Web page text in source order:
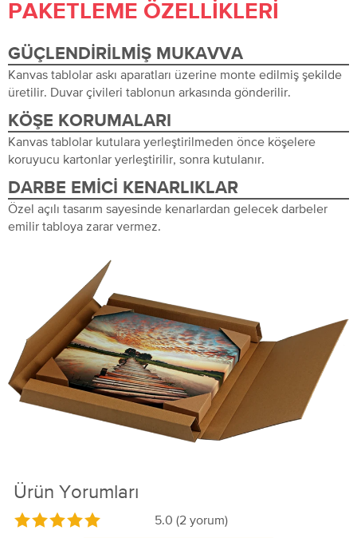
PAKETLEME ÖZELLIKLERI
GÜÇLENDIRILMIŞ MUKAVVA
Kanvas tablolar askı aparatları üzerine monte edilmiş şekilde
üretilir. Duvar çivileri tablonun arkasında gönderilir.
KÖŞE KORUMALARI
Kanvas tablolar kutulara yerleştirilmeden önce köşelere
koruyucu kartonlar yerleştirilir, sonra kutulanır.
DARBE EMICI KENARLIKLAR
Özel açılı tasarım sayesinde kenarlardan gelecek darbeler
emilir tabloya zarar vermez.
Ürün Yorumları
5.0 (2 yorum)